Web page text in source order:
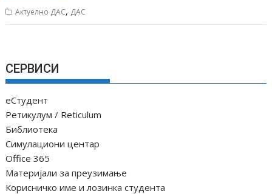
Актуелно ДАС, ДАС
СЕРВИСИ
еСтудент
Ретикулум / Reticulum
Библиотека
Симулациони центар
Office 365
Материјали за преузимање
Корисничко име и лозинка студента